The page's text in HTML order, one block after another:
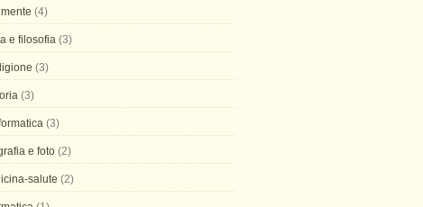
(4)
e filosofia (3)
(3)
(3)
(3)
e foto (2)
salute (2)